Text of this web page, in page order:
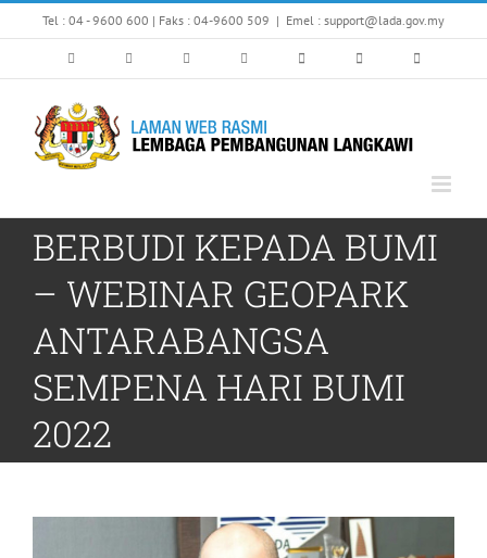
to
Tel : 04 - 9600 600 | Faks : 04-9600 509 | Emel : support@lada.gov.my
BERBUDI KEPADA BUMI
– WEBINAR GEOPARK
ANTARABANGSA
SEMPENA HARI BUMI
2022